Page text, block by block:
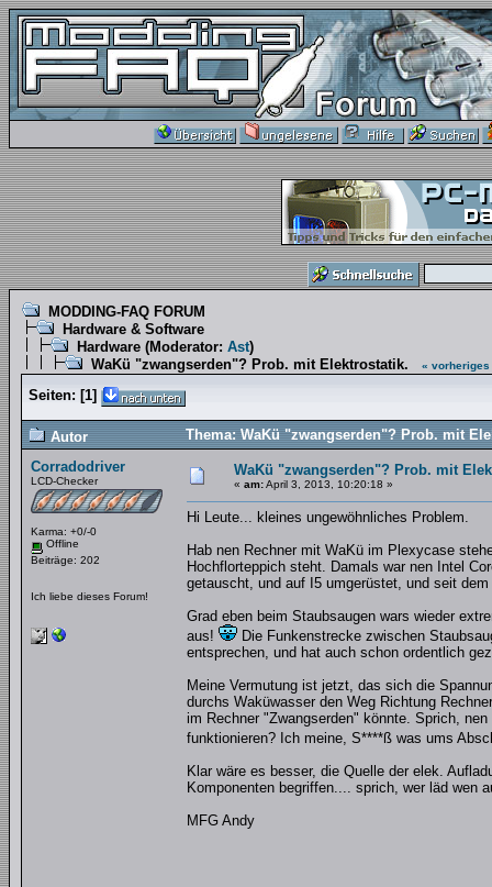
MODDING-FAQ FORUM
Hardware & Software
Hardware (Moderator: Ast)
WaKü "zwangserden"? Prob. mit Elektrostatik.
« vorheriges
Seiten: [1]
Autor
Thema: WaKü "zwangserden"? Prob. mit
Corradodriver
LCD-Checker
Karma: +0/-0
Offline
Beiträge: 202
Ich liebe dieses Forum!
WaKü "zwangserden"? Prob. mit
« am:April 3, 2013, 10:20:18 »
Hi Leute... kleines ungewöhnliches Problem.
Hab nen Rechner mit WaKü im Plexycase
Hochflorteppich steht. Damals war nen Intel
getauscht, und auf I5 umgerüstet, und seit
Grad eben beim Staubsaugen wars wieder
aus!
Die Funkenstrecke zwischen
entsprechen, und hat auch schon ordentlich
Meine Vermutung ist jetzt, das sich die
durchs Waküwasser den Weg Richtung
im Rechner "Zwangserden" könnte. Sprich,
funktionieren? Ich meine, S****ß was ums
Klar wäre es besser, die Quelle der elek.
Komponenten begriffen.... sprich, wer läd wen
MFG Andy